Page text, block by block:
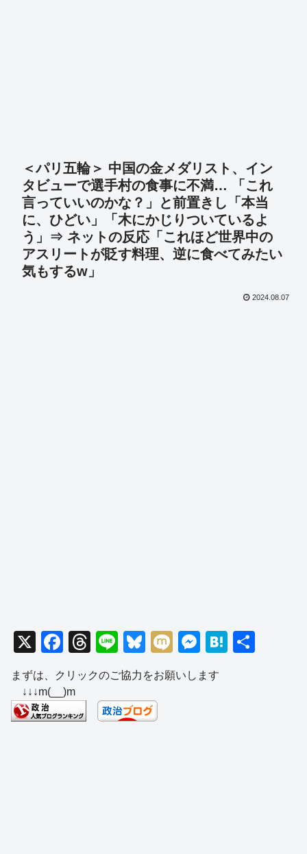
＜パリ五輪＞ 中国の金メダリスト、イン
タビューで選手村の食事に不満… 「これ
言っていいのかな？」と前置きし「本当
に、ひどい」「木にかじりついているよ
う」⇒ ネットの反応「これほど世界中の
アスリートが貶す料理、逆に食べてみたい
気もするw」
2024.08.07
X
F
a
c
e
b
T
hr
e
a
d
Li
n
e
Bl
u
e
sk
y
M
ixi
M
e
ss
H
まずは、クリックのご協力をお願いします
↓↓↓m(__)m